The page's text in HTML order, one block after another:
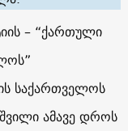
– “ქართული
საქართველოს
ამავე დროს